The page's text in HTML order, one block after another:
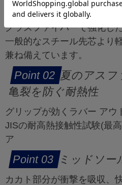
プ(先芯)
グラスファイバーで強化し
一般的なスチール先芯より
兼ね備えています。
夏のアスフ
亀裂を防ぐ耐熱性
グリップが効くラバー アウ
JISの耐高熱接触性試験(最
ア
ミッドソー
カカト部分が衝撃を吸収、